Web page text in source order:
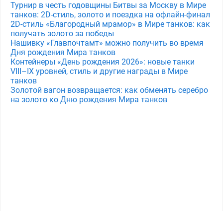
Турнир в честь годовщины Битвы за Москву в Мире
танков: 2D-стиль, золото и поездка на офлайн-финал
2D-стиль «Благородный мрамор» в Мире танков: как
получать золото за победы
Нашивку «Главпочтамт» можно получить во время
Дня рождения Мира танков
Контейнеры «День рождения 2026»: новые танки
VIII–IX уровней, стиль и другие награды в Мире
танков
Золотой вагон возвращается: как обменять серебро
на золото ко Дню рождения Мира танков